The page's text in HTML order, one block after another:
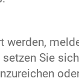
werden,
Sie